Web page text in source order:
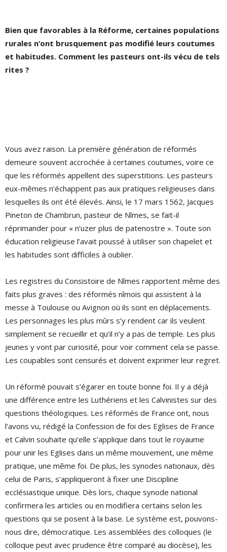
Bien que favorables à la Réforme, certaines populations
rurales n’ont brusquement pas modifié leurs coutumes
et habitudes. Comment les pasteurs ont-ils vécu de tels
rites ?
Vous avez raison. La première génération de réformés
demeure souvent accrochée à certaines coutumes, voire ce
que les réformés appellent des superstitions. Les pasteurs
eux-mêmes n’échappent pas aux pratiques religieuses dans
lesquelles ils ont été élevés. Ainsi, le 17 mars 1562, Jacques
Pineton de Chambrun, pasteur de Nîmes, se fait-il
réprimander pour « n’uzer plus de patenostre ». Toute son
éducation religieuse l’avait poussé à utiliser son chapelet et
les habitudes sont difficiles à oublier.
Les registres du Consistoire de Nîmes rapportent même des
faits plus graves : des réformés nîmois qui assistent à la
messe à Toulouse ou Avignon où ils sont en déplacements.
Les personnages les plus mûrs s’y rendent car ils veulent
simplement se recueillir et qu’il n’y a pas de temple. Les plus
jeunes y vont par curiosité, pour voir comment cela se passe.
Les coupables sont censurés et doivent exprimer leur regret.
Un réformé pouvait s’égarer en toute bonne foi. Il y a déjà
une différence entre les Luthériens et les Calvinistes sur des
questions théologiques. Les réformés de France ont, nous
l’avons vu, rédigé la Confession de foi des Eglises de France
et Calvin souhaite qu’elle s’applique dans tout le royaume
pour unir les Eglises dans un même mouvement, une même
pratique, une même foi. De plus, les synodes nationaux, dès
celui de Paris, s’appliqueront à fixer une Discipline
ecclésiastique unique. Dès lors, chaque synode national
confirmera les articles ou en modifiera certains selon les
questions qui se posent à la base. Le système est, pouvons-
nous dire, démocratique. Les assemblées des colloques (le
colloque peut avec prudence être comparé au diocèse), les